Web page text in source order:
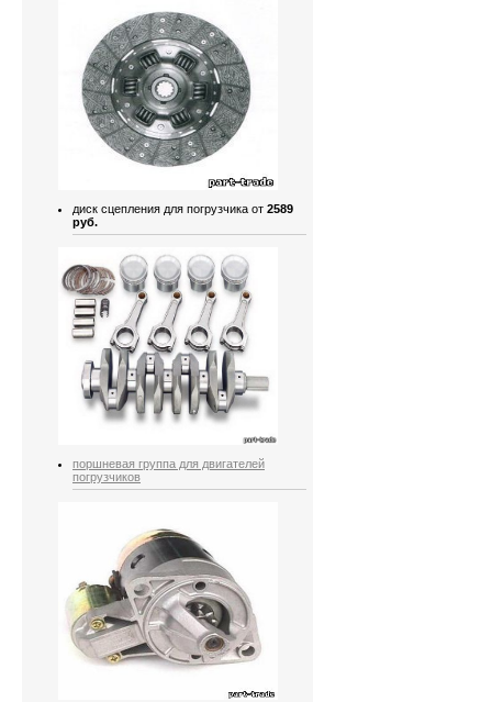
диск сцепления для погрузчика от 2589
руб.
поршневая группа для двигателей
погрузчиков